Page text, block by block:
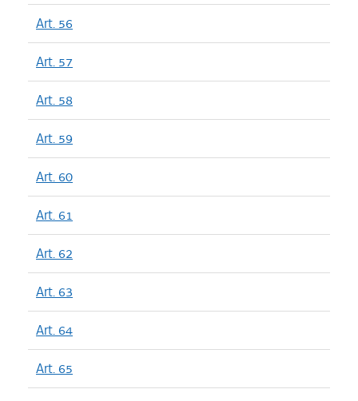
Art. 56
Art. 57
Art. 58
Art. 59
Art. 60
Art. 61
Art. 62
Art. 63
Art. 64
Art. 65